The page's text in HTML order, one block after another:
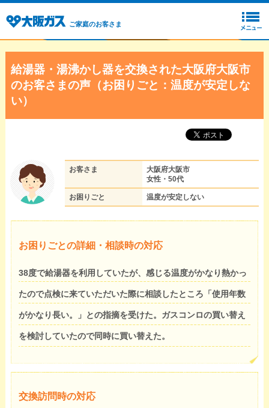
ご家庭のお客さま
給湯器・湯沸かし器を交換された大阪府大阪市
のお客さまの声（お困りごと：温度が安定しな
い）
お客さま
大阪府大阪市
女性・50代
お困りごと 温度が安定しない
お困りごとの詳細・相談時の対応
38度で給湯器を利用していたが、感じる温度がかなり熱かっ
たので点検に来ていただいた際に相談したところ「使用年数
がかなり長い。」との指摘を受けた。ガスコンロの買い替え
を検討していたので同時に買い替えた。
交換訪問時の対応